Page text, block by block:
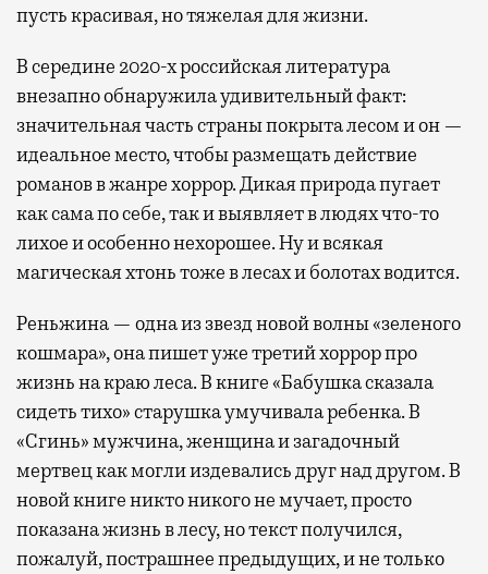
пусть красивая, но тяжелая для жизни.
В середине 2020-х российская литература
внезапно обнаружила удивительный факт:
значительная часть страны покрыта лесом и он —
идеальное место, чтобы размещать действие
романов в жанре хоррор. Дикая природа пугает
как сама по себе, так и выявляет в людях что-то
лихое и особенно нехорошее. Ну и всякая
магическая хтонь тоже в лесах и болотах водится.
Реньжина — одна из звезд новой волны «зеленого
кошмара», она пишет уже третий хоррор про
жизнь на краю леса. В книге «Бабушка сказала
сидеть тихо» старушка умучивала ребенка. В
«Сгинь» мужчина, женщина и загадочный
мертвец как могли издевались друг над другом. В
новой книге никто никого не мучает, просто
показана жизнь в лесу, но текст получился,
пожалуй, пострашнее предыдущих, и не только